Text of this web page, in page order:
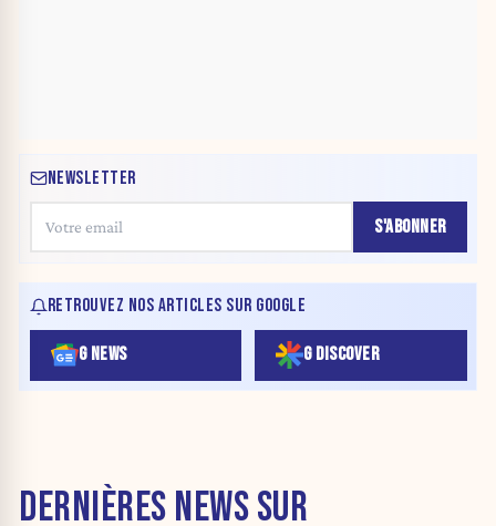
NEWSLETTER
S'ABONNER
RETROUVEZ NOS ARTICLES SUR GOOGLE
G NEWS G DISCOVER
DERNIÈRES NEWS SUR